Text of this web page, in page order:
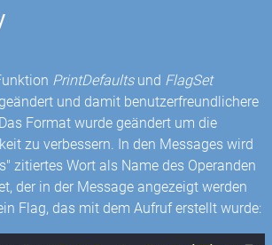
PrintDefaultsund FlagSet
und damit benutzerfreundlichere
Format wurde geändert um die
zu verbessern. In den Messages wird
zitiertes Wort als Name des Operanden
der in der Message angezeigt werden
Flag, das mit dem Aufruf erstellt wurde: